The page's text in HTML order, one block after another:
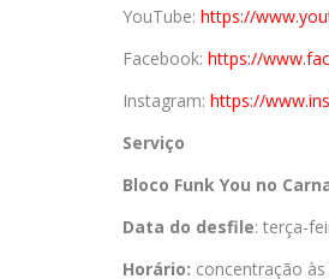
YouTube: https://
Facebook: https://www.
Instagram: https://www.
Serviço
Bloco Funk You no
Data do desfile: terça-
Horário: concentração